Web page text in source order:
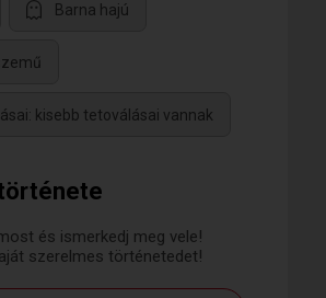
és ismerkedj meg vele!
szerelmes történetedet!
Barna hajú
kisebb tetoválásai vannak